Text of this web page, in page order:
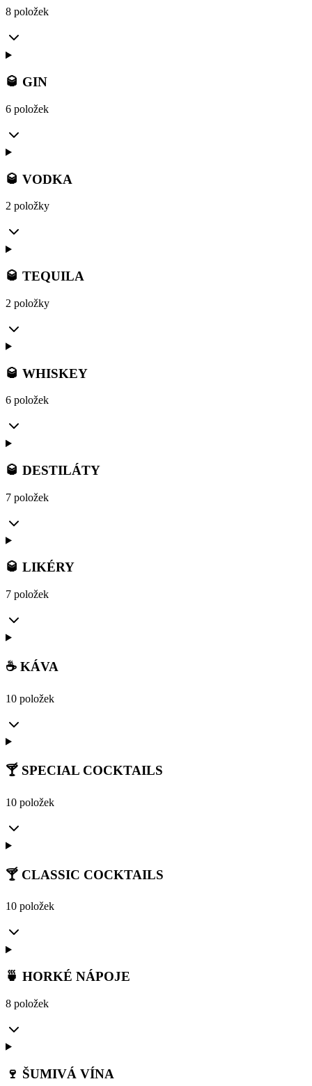
8 položek
🥃 GIN
6 položek
🥃 VODKA
2 položky
🥃 TEQUILA
2 položky
🥃 WHISKEY
6 položek
🥃 DESTILÁTY
7 položek
🥃 LIKÉRY
7 položek
☕ KÁVA
10 položek
🍸 SPECIAL COCKTAILS
10 položek
🍸 CLASSIC COCKTAILS
10 položek
🍵 HORKÉ NÁPOJE
8 položek
🍷 ŠUMIVÁ VÍNA